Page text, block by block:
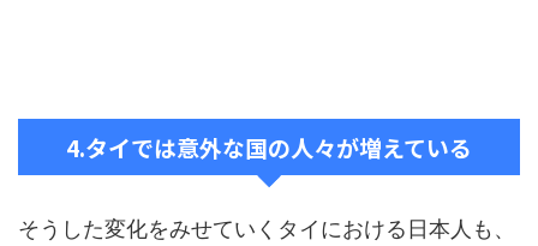
4.タイでは意外な国の人々が増えている
そうした変化をみせていくタイにおける日本人も、